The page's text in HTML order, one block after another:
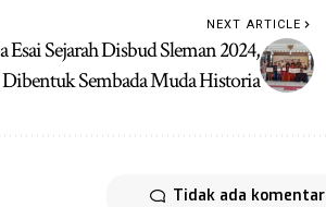
NEXT ARTICLE
Sejarah Disbud Sleman 2024,
Dibentuk Sembada Muda Historia
Tidak ada komentar